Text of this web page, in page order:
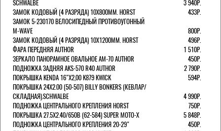
SCHWALBE
3 940Р.
ЗАМОК КОДОВЫЙ (4 РАЗРЯДА) 10Х800ММ. HORST
433Р.
ЗАМОК 5-230170 ВЕЛОСИПЕДНЫЙ ПРОТИВОУГОННЫЙ
M-WAVE
800Р.
ЗАМОК КОДОВЫЙ (4 РАЗРЯДА) 10Х1200ММ. HORST
496Р.
ФАРА ПЕРЕДНЯЯ AUTHOR
1 510Р.
ЗЕРКАЛО ПАНОРАМНОЕ ОВАЛЬНОЕ AM-70 AUTHOR
450Р.
ПОДНОЖКА ЗАДНЯЯ AKS-570 R40 AUTHOR
2 790Р.
ПОКРЫШКА KENDA 16"Х2,00 K879 KWICK
594Р.
ПОКРЫШКА 24X2.00 (50-507) BILLY BONKERS (КЕВЛАР/
СКЛАДНАЯ).SCHWALBE
4 990Р.
ПОДНОЖКА ЦЕНТРАЛЬНОГО КРЕПЛЕНИЯ HORST
750Р.
ПОКРЫШКА 27.5X2.40/650B (62-584) SUPER MOTO-X
5 848Р.
ПОДНОЖКА ЦЕНТРАЛЬНОГО КРЕПЛЕНИЯ 20-29"
450Р.